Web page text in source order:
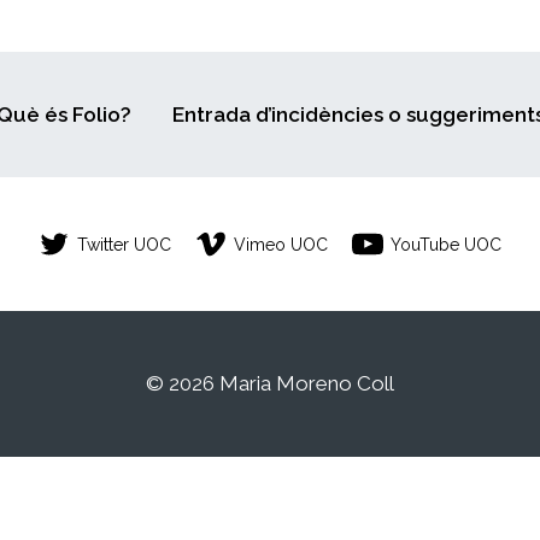
és Folio? Entrada d’incidències o
Twitter UOC Vimeo UOC YouTube UOC
© 2026 Maria Moreno Coll